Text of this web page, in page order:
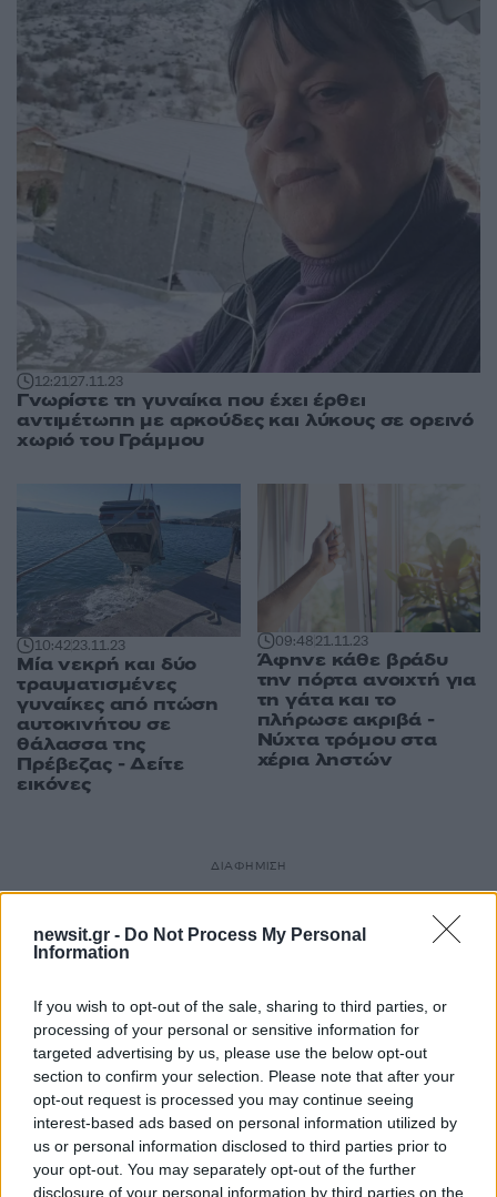
newsit.gr - Do Not Process My Personal
Information
If you wish to opt-out of the sale, sharing to third parties, or
processing of your personal or sensitive information for
targeted advertising by us, please use the below opt-out
section to confirm your selection. Please note that after your
opt-out request is processed you may continue seeing
interest-based ads based on personal information utilized by
us or personal information disclosed to third parties prior to
your opt-out. You may separately opt-out of the further
disclosure of your personal information by third parties on the
12:2127.11.23
Γνωρίστε τη γυναίκα που έχει έρθει
αντιμέτωπη με αρκούδες και λύκους σε ορεινό
χωριό του Γράμμου
10:4223.11.23
Μία νεκρή και δύο
τραυματισμένες
γυναίκες από πτώση
αυτοκινήτου σε
θάλασσα της
Πρέβεζας - Δείτε
εικόνες
09:4821.11.23
Άφηνε κάθε βράδυ
την πόρτα ανοιχτή για
τη γάτα και το
πλήρωσε ακριβά -
Νύχτα τρόμου στα
χέρια ληστών
ΔΙΑΦΗΜΙΣΗ